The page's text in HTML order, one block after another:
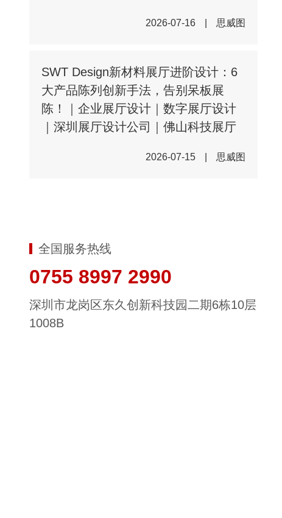
2026-07-16 思威图
SWT Design新材料展厅进阶设计：6
大产品陈列创新手法，告别呆板展
陈！｜企业展厅设计｜数字展厅设计
｜深圳展厅设计公司｜佛山科技展厅
2026-07-15 思威图
全国服务热线
0755 8997 2990
深圳市龙岗区东久创新科技园二期6栋10层
1008B